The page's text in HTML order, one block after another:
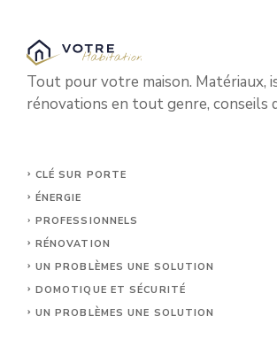
Tout pour votre maison. Matériaux,
rénovations en tout genre, conseils
CLÉ SUR PORTE
ÉNERGIE
PROFESSIONNELS
RÉNOVATION
UN PROBLÈMES UNE SOLUTION
DOMOTIQUE ET SÉCURITÉ
UN PROBLÈMES UNE SOLUTION